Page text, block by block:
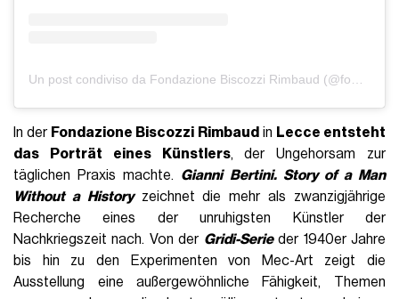
Un post condiviso da Fondazione Biscozzi Rimbaud (@fondazionebiscozzirimbaud)
In der Fondazione Biscozzi Rimbaud in Lecce entsteht
das Porträt eines Künstlers, der Ungehorsam zur
täglichen Praxis machte. Gianni Bertini. Story of a Man
Without a Historyzeichnet die mehr als zwanzigjährige
Recherche eines der unruhigsten Künstler der
Nachkriegszeit nach. Von der Gridi-Serieder 1940er Jahre
bis hin zu den Experimenten von Mec-Art zeigt die
Ausstellung eine außergewöhnliche Fähigkeit, Themen